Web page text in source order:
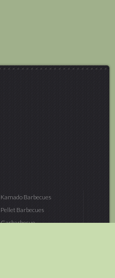
Kamado Barbecues
Pellet Barbecues
Gasbarbecue